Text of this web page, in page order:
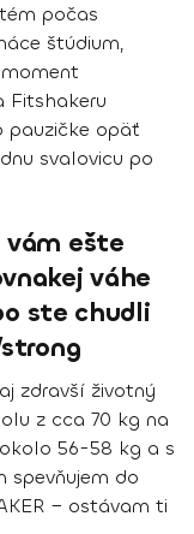
počas
štúdium,
Fitshakeru
pauzičke opäť
svalovicu po
vám ešte
váhe
ste chudli
zdravší životný
z cca 70 kg na
56-58 kg a s
spevňujem do
− ostávam ti